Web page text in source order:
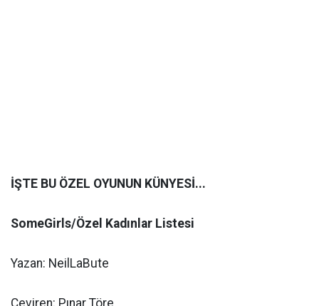
İŞTE BU ÖZEL OYUNUN KÜNYESİ...
SomeGirls/Özel Kadınlar Listesi
Yazan: NeilLaBute
Çeviren: Pınar Töre